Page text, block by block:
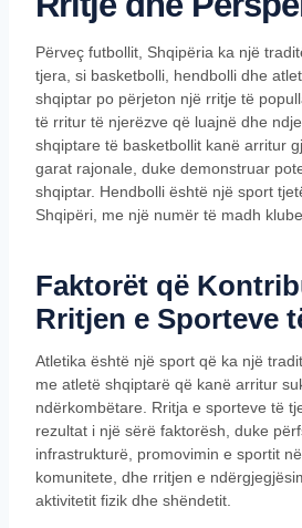
Përveç futbollit, Shqipëria ka një
tjera, si basketbolli, hendbolli dhe
shqiptar po përjeton një rritje të
të rritur të njerëzve që luajnë dhe
shqiptare të basketbollit kanë arritur
garat rajonale, duke demonstruar
shqiptar. Hendbolli është një sport
Shqipëri, me një numër të madh
Faktorët që
Rritjen e Sporteve
Atletika është një sport që ka një
me atletë shqiptarë që kanë arritur
ndërkombëtare. Rritja e sporteve të
rezultat i një sërë faktorësh, duke
infrastrukturë, promovimin e sportit
komunitete, dhe rritjen e
aktivitetit fizik dhe shëndetit.